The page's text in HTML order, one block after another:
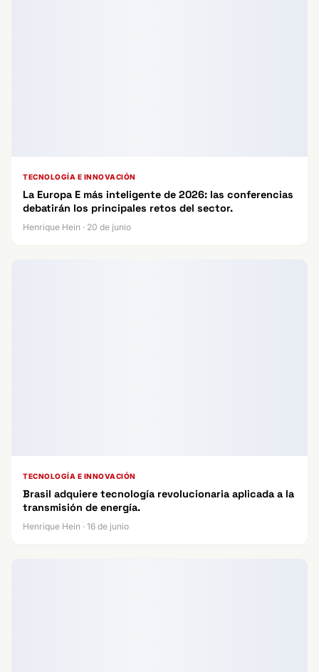
TECNOLOGÍA E INNOVACIÓN
La Europa E más inteligente de 2026: las conferencias
debatirán los principales retos del sector.
Henrique Hein · 20 de junio
TECNOLOGÍA E INNOVACIÓN
Brasil adquiere tecnología revolucionaria aplicada a la
transmisión de energía.
Henrique Hein · 16 de junio